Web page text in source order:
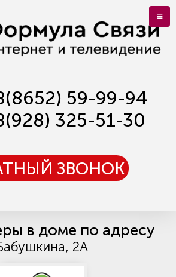
59-99-94
325-51-30
ЗВОНОК
в доме по адресу
2А